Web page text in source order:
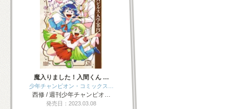
魔入りました！入間くん …
少年チャンピオン・コミックス…
西修 / 週刊少年チャンピオ…
発売日：2023.03.08